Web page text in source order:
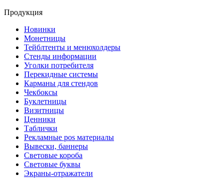
Продукция
Новинки
Монетницы
Тейблтенты и менюхолдеры
Стенды информации
Уголки потребителя
Перекидные системы
Карманы для стендов
Чекбоксы
Буклетницы
Визитницы
Ценники
Таблички
Рекламные pos материалы
Вывески, баннеры
Световые короба
Световые буквы
Экраны-отражатели